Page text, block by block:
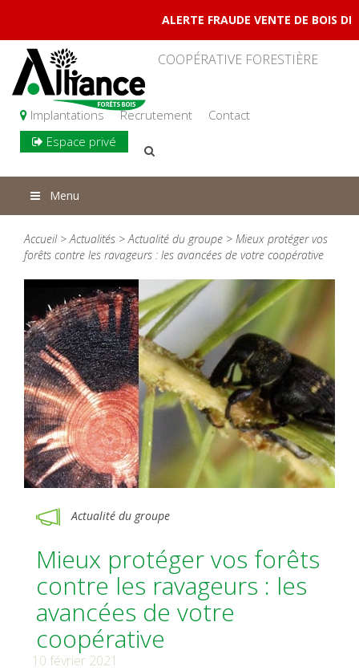
COOPÉRATIVE FORESTIÈRE
Implantations Recrutement
Contact
Espace privé
Menu
Accueil>Actualités >Actualité du groupe > Mieux protéger vos
forêts contre les ravageurs : les avancées de votre coopérative
Actualité du groupe
Mieux protéger vos forêts
contre les ravageurs : les
avancées de votre
coopérative
10 février 2021
ALERTE FRAUDE VENTE DE BOIS DE